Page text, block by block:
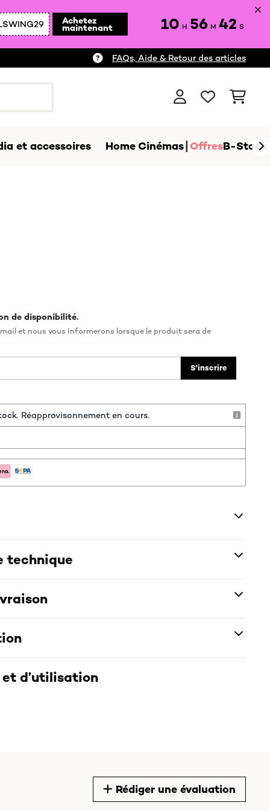
Achetez
maintenant 10 H 56 M 41 S
FAQs, Aide & Retour des articles
et accessoires Home Cinémas OffresB-Stock
de disponibilité.
et nous vous informerons lorsque le produit sera de
S'inscrire
Réapprovisonnement en cours.
technique
d’utilisation
Rédiger une évaluation